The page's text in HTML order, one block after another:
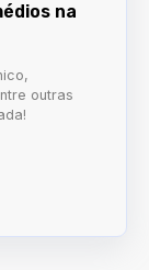
na
outras